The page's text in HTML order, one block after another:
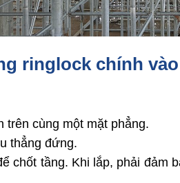
ringlock chính
trên cùng một mặt phẳng.
thẳng đứng.
chốt tầng. Khi lắp, phải